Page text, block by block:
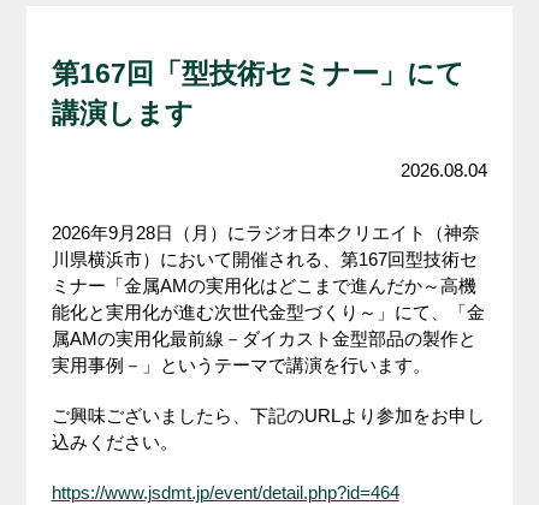
第167回「型技術セミナー」にて
講演します
2026.08.04
2026年9月28日（月）にラジオ日本クリエイト（神奈
川県横浜市）において開催される、第167回型技術セ
ミナー「金属AMの実用化はどこまで進んだか～高機
能化と実用化が進む次世代金型づくり～」にて、「金
属AMの実用化最前線－ダイカスト金型部品の製作と
実用事例－」というテーマで講演を行います。
ご興味ございましたら、下記のURLより参加をお申し
込みください。
https://www.jsdmt.jp/event/detail.php?id=464